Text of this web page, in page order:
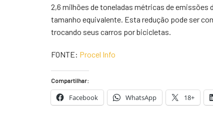
2,6 milhões de toneladas métricas de emissões
tamanho equivalente. Esta redução pode ser
trocando seus carros por bicicletas.
FONTE: Procel Info
Compartilhar:
Facebook WhatsApp 18+